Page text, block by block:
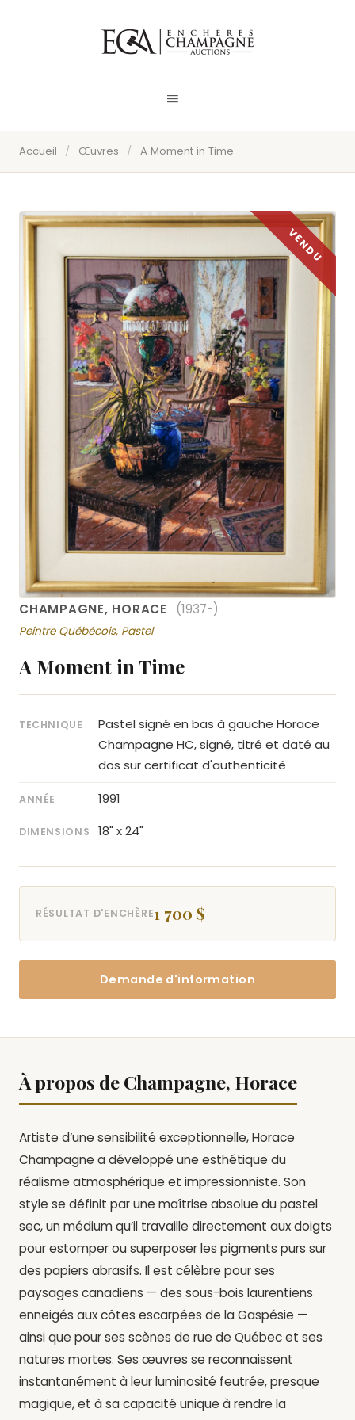
Accueil / Œuvres / A Moment in Time
CHAMPAGNE, HORACE (1937-)
Peintre Québécois, Pastel
A Moment in Time
TECHNIQUE
Pastel signé en bas à gauche Horace
Champagne HC, signé, titré et daté au
dos sur certificat d'authenticité
ANNÉE 1991
DIMENSIONS 18" x 24"
RÉSULTAT D'ENCHÈRE1 700 $
Demande d'information
À propos de Champagne, Horace
Artiste d’une sensibilité exceptionnelle, Horace
Champagne a développé une esthétique du
réalisme atmosphérique et impressionniste. Son
style se définit par une maîtrise absolue du pastel
sec, un médium qu’il travaille directement aux doigts
pour estomper ou superposer les pigments purs sur
des papiers abrasifs. Il est célèbre pour ses
paysages canadiens — des sous-bois laurentiens
enneigés aux côtes escarpées de la Gaspésie —
ainsi que pour ses scènes de rue de Québec et ses
natures mortes. Ses œuvres se reconnaissent
instantanément à leur luminosité feutrée, presque
magique, et à sa capacité unique à rendre la